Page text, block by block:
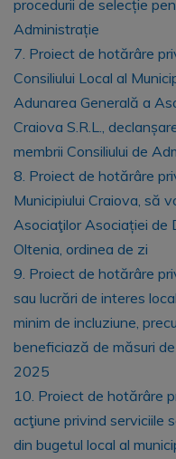
procedurii de selecție
Administrație
7. Proiect de hotărâre
Consiliului Local al
Adunarea Generală a
Craiova S.R.L.,
membrii Consiliului de
8. Proiect de hotărâre
Municipiului Craiova, să
Asociaţilor Asociației de
Oltenia, ordinea de zi
9. Proiect de hotărâre
sau lucrări de interes
minim de incluziune,
beneficiază de măsuri
2025
10. Proiect de hotărâre
acţiune privind serviciile
din bugetul local al